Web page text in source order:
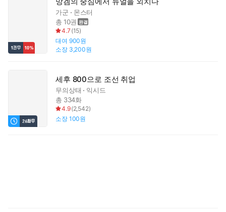
가군
몬스터
총 10권
4.7 (15)
대여 900원
소장 3,200원
세후 800으로 조선 취업
무의상태
익시드
총 334화
4.9(2,542)
소장 100원